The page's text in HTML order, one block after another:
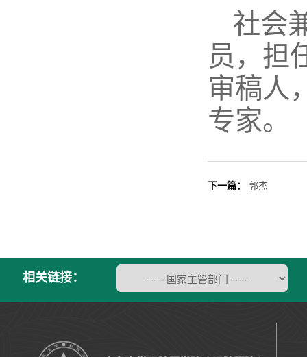
社会
员，担
审稿人
专家。
下一篇： 郭杰
相关链接：